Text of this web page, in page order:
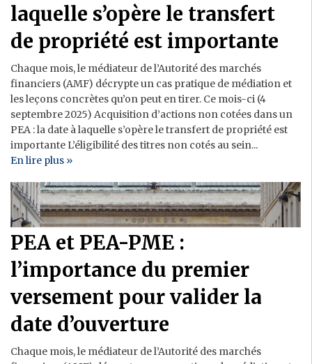
laquelle s’opère le transfert
de propriété est importante
Chaque mois, le médiateur de l’Autorité des marchés
financiers (AMF) décrypte un cas pratique de médiation et
les leçons concrètes qu’on peut en tirer. Ce mois-ci (4
septembre 2025) Acquisition d’actions non cotées dans un
PEA : la date à laquelle s’opère le transfert de propriété est
importante L’éligibilité des titres non cotés au sein...
En lire plus »
PEA et PEA-PME :
l’importance du premier
versement pour valider la
date d’ouverture
Chaque mois, le médiateur de l’Autorité des marchés